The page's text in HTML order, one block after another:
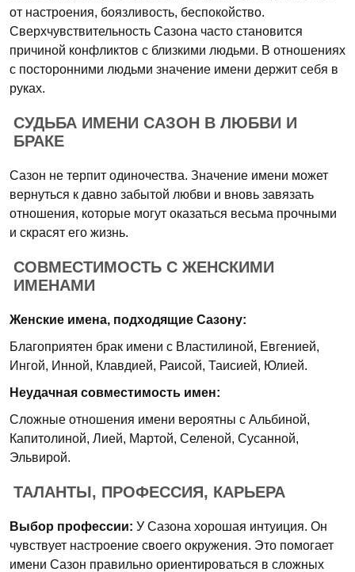
от настроения, боязливость, беспокойство.
Сверхчувствительность Сазона часто становится
причиной конфликтов с близкими людьми. В отношениях
с посторонними людьми значение имени держит себя в
руках.
СУДЬБА ИМЕНИ САЗОН В ЛЮБВИ И
БРАКЕ
Сазон не терпит одиночества. Значение имени может
вернуться к давно забытой любви и вновь завязать
отношения, которые могут оказаться весьма прочными
и скрасят его жизнь.
СОВМЕСТИМОСТЬ С ЖЕНСКИМИ
ИМЕНАМИ
Женские имена, подходящие Сазону:
Благоприятен брак имени с Властилиной, Евгенией,
Ингой, Инной, Клавдией, Раисой, Таисией, Юлией.
Неудачная совместимость имен:
Сложные отношения имени вероятны с Альбиной,
Капитолиной, Лией, Мартой, Селеной, Сусанной,
Эльвирой.
ТАЛАНТЫ, ПРОФЕССИЯ, КАРЬЕРА
Выбор профессии: У Сазона хорошая интуиция. Он
чувствует настроение своего окружения. Это помогает
имени Сазон правильно ориентироваться в сложных